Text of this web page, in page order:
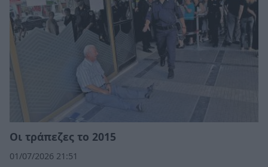
Οι τράπεζες το 2015
01/07/2026 21:51